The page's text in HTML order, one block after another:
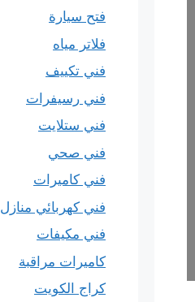
فتح سيارة
فلاتر مياه
فني تكييف
فني رسيفرات
فني ستلايت
فني صحي
فني كاميرات
فني كهربائي منازل
فني مكيفات
كاميرات مراقبة
كراج الكويت